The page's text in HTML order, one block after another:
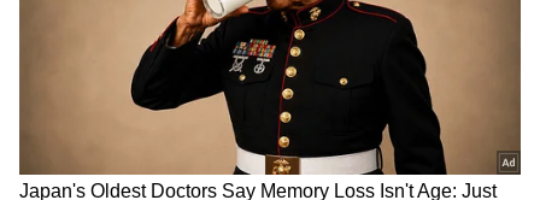
summer skin care tips சம்மரில் தோல்